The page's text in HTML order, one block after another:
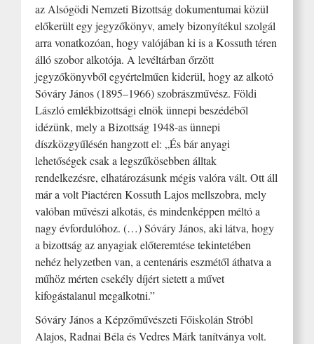
az Alsógödi Nemzeti Bizottság dokumentumai közül
előkerült egy jegyzőkönyv, amely bizonyítékul szolgál
arra vonatkozóan, hogy valójában ki is a Kossuth téren
álló szobor alkotója. A levéltárban őrzött
jegyzőkönyvből egyértelműen kiderül, hogy az alkotó
Sóváry János (1895–1966) szobrászművész. Földi
László emlékbizottsági elnök ünnepi beszédéből
idézünk, mely a Bizottság 1948-as ünnepi
díszközgyűlésén hangzott el: „És bár anyagi
lehetőségek csak a legszűkösebben álltak
rendelkezésre, elhatározásunk mégis valóra vált. Ott áll
már a volt Piactéren Kossuth Lajos mellszobra, mely
valóban művészi alkotás, és mindenképpen méltó a
nagy évfordulóhoz. (…) Sóváry János, aki látva, hogy
a bizottság az anyagiak előteremtése tekintetében
nehéz helyzetben van, a centenáris eszmétől áthatva a
műhöz mérten csekély díjért sietett a művet
kifogástalanul megalkotni.”
Sóváry János a Képzőművészeti Főiskolán Stróbl
Alajos, Radnai Béla és Vedres Márk tanítványa volt.